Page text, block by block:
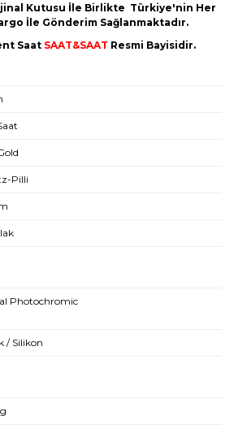
Kutusu İle Birlikte Türkiye'nin Her
İle Gönderim Sağlanmaktadır.
Saat SAAT&SAAT Resmi Bayisidir.
Pilli
Photochromic
/ Silikon